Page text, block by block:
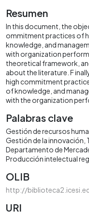
Resumen
In this document, the
ommitment practices of
knowledge, and
with organization
theoretical framework,
about the literature. F
high commitment
of knowledge, and
with the organization
Palabras clave
Gestión de recursos
Gestión de la innovación
Departamento de
Producción intelectual
OLIB
http://
URI